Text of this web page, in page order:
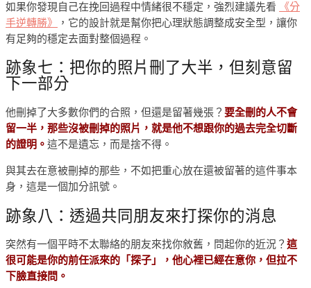
如果你發現自己在挽回過程中情緒很不穩定，強烈建議先看
《分
手逆轉勝》
，它的設計就是幫你把心理狀態調整成安全型，讓你
有足夠的穩定去面對整個過程。
跡象七：把你的照片刪了大半，但刻意留
下一部分
他刪掉了大多數你們的合照，但還是留著幾張？ 要全刪的人不會
留一半，那些沒被刪掉的照片，就是他不想跟你的過去完全切斷
的證明。 這不是遺忘，而是捨不得。
與其去在意被刪掉的那些，不如把重心放在還被留著的這件事本
身，這是一個加分訊號。
跡象八：透過共同朋友來打探你的消息
突然有一個平時不太聯絡的朋友來找你敘舊，問起你的近況？ 這
很可能是你的前任派來的「探子」，他心裡已經在意你，但拉不
下臉直接問。